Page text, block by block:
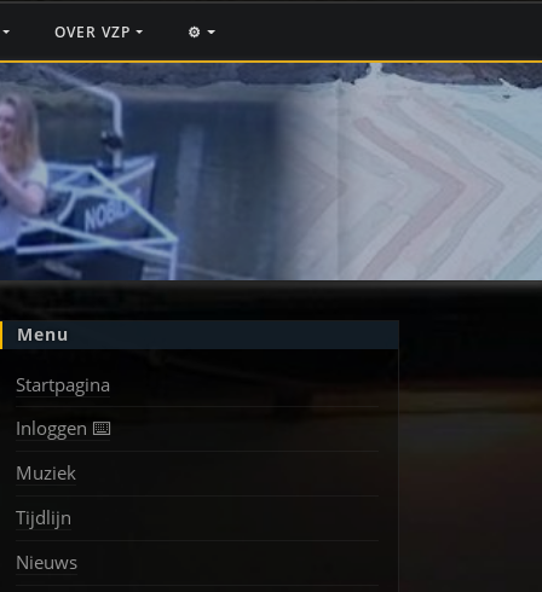
OVER VZP ⚙️
Menu
Startpagina
Inloggen ⌨️
Muziek
Tijdlijn
Nieuws